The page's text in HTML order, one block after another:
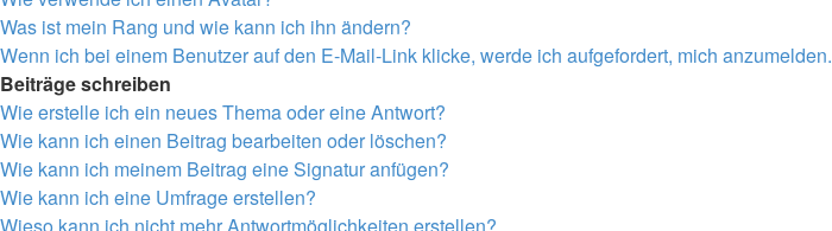
Was ist mein Rang und wie kann ich ihn ändern?
Wenn ich bei einem Benutzer auf den E-Mail-Link klicke, werde ich aufgefordert, mich anzumelden.
Beiträge schreiben
Wie erstelle ich ein neues Thema oder eine Antwort?
Wie kann ich einen Beitrag bearbeiten oder löschen?
Wie kann ich meinem Beitrag eine Signatur anfügen?
Wie kann ich eine Umfrage erstellen?